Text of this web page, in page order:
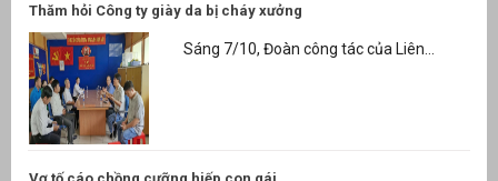
Thăm hỏi Công ty giày da bị cháy xưởng
Sáng 7/10, Đoàn công tác của Liên...